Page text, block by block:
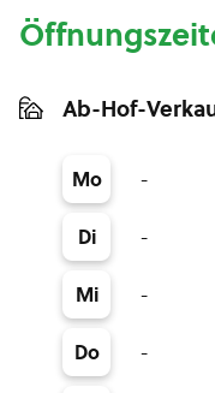
Ab-Hof-
Mo -
Di -
Mi -
Do -